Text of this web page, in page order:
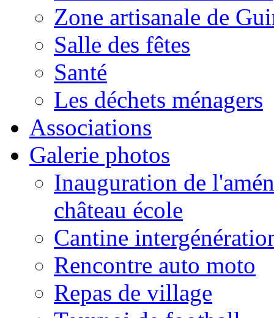
Zone artisanale de
Salle des fêtes
Santé
Les déchets ménagers
Associations
Galerie photos
Inauguration de
château école
Cantine
Rencontre auto moto
Repas de village